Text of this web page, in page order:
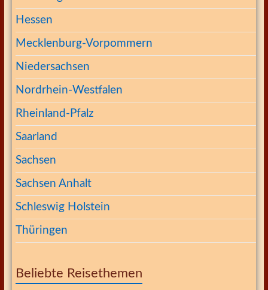
Hessen
Mecklenburg-Vorpommern
Niedersachsen
Nordrhein-Westfalen
Rheinland-Pfalz
Saarland
Sachsen
Sachsen Anhalt
Schleswig Holstein
Thüringen
Beliebte Reisethemen